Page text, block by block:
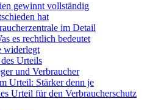
gewinnt vollständig
hat
im Detail
es rechtlich bedeutet
widerlegt
Urteils
und Verbraucher
Urteil: Stärker denn je
Urteil für den Verbraucherschutz